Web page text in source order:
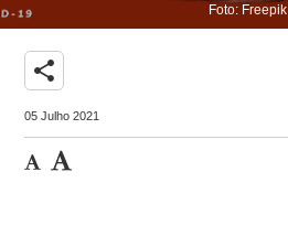
Foto: Freepik
share
05 Julho 2021